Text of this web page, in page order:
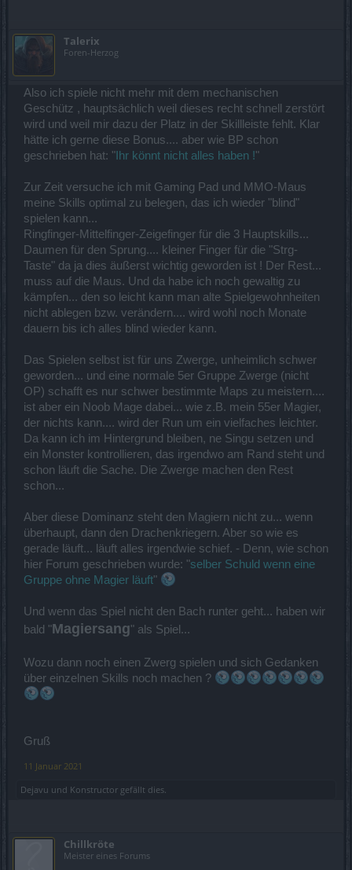
wenn Schneller Schuß stärker, dann hier auch stärker
Ultraresonanz -Rakete
10% NUR Rüsstungsbruch ist zu wenig, wieder höher
fliegt zu langsam (ick kann sie überholen!)
30sek Abklingzeit für einzigen Fern-Stun zu hoch
Solo nicht 5 Mal stapelbar, ohne massiven CD Drücker =
siehe Punkte 1
Mine
unbedingt VOR den Char legbar und nich ehr hinter ihm
Despawnzeit erhöhen
Taktische Geschütz
Kugeln schneller fliegen lassen
Kugeln wieder Dmg beim Aufschlag verpassen
Springzwerg
wegen HP im oberen Bereich Onehit, im unteren Bereich
10sek Dauersteher
Standzeit + Dampf + Abklingzeit senken
Betäubung wieder 100% 1sek lang
gering
Ölspur
Abklingzeit zu hoch
Debuff erhöhen
Teslageschütz
das handliche elektrische Feuerzeug des Dampfis (ick
denke ihr hattet euren Spaß)
Heilung des Tesla für jeden getroffen Mop und nich pro Tick
einziger flotter AOE = Dmg erhöhen
Glühender Bleihagel
1 min CD und schwacher Synergie Skill und wieder nur Dmg
über Zeit
Eisenzwerg
trotz ausgeskillten Synergien zu schwach und Essis
fressender Autohit
macht es möglich die beiden Dmg Skills auf der Maus zu
"Ausknopf" für Eisenzwerg nur bei unverschlossener
Skillleiste benutzbar
insgesamt leider (würde ihn gerne nutzen!) kein Skill für die
Automatisches Geschütz
kann 20 Sek stehen
viel zu gering
Warum100Mal stapelbar
lange ruhig da?
Talerix
Foren-Herzog
Also ich spiele nicht mehr mit dem mechanischen
Geschütz , hauptsächlich weil dieses recht schnell zerstört
wird und weil mir dazu der Platz in der Skillleiste fehlt. Klar
hätte ich gerne diese Bonus.... aber wie BP schon
geschrieben hat: "Ihr könnt nicht alles haben !"
Zur Zeit versuche ich mit Gaming Pad und MMO-Maus
meine Skills optimal zu belegen, das ich wieder "blind"
spielen kann...
Ringfinger-Mittelfinger-Zeigefinger für die 3 Hauptskills...
Daumen für den Sprung.... kleiner Finger für die "Strg-
Taste" da ja dies äußerst wichtig geworden ist ! Der Rest...
muss auf die Maus. Und da habe ich noch gewaltig zu
kämpfen... den so leicht kann man alte Spielgewohnheiten
nicht ablegen bzw. verändern.... wird wohl noch Monate
dauern bis ich alles blind wieder kann.
Das Spielen selbst ist für uns Zwerge, unheimlich schwer
geworden... und eine normale 5er Gruppe Zwerge (nicht
OP) schafft es nur schwer bestimmte Maps zu meistern....
ist aber ein Noob Mage dabei... wie z.B. mein 55er Magier,
der nichts kann.... wird der Run um ein vielfaches leichter.
Da kann ich im Hintergrund bleiben, ne Singu setzen und
ein Monster kontrollieren, das irgendwo am Rand steht und
schon läuft die Sache. Die Zwerge machen den Rest
schon...
Aber diese Dominanz steht den Magiern nicht zu... wenn
überhaupt, dann den Drachenkriegern. Aber so wie es
gerade läuft... läuft alles irgendwie schief. - Denn, wie schon
hier Forum geschrieben wurde: "selber Schuld wenn eine
Gruppe ohne Magier läuft"
Und wenn das Spiel nicht den Bach runter geht... haben wir
bald "Magiersang" als Spiel...
Wozu dann noch einen Zwerg spielen und sich Gedanken
über einzelnen Skills noch machen ?
Gruß
11 Januar 2021
Dejavu und Konstructor gefällt dies.
Chillkröte
Meister eines Forums